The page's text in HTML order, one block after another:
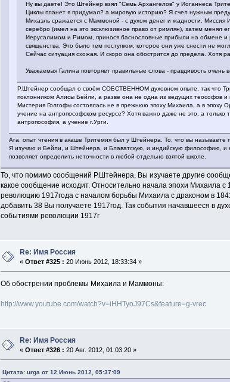
Ну вы даете! Это Штейнер взял "Семь Архангелов" у Иоганнеса
Циклы планет я придумал? а мировую историю? Я счел нужным
Михаэль сражается с Маммоной - с духом денег и жадности. Миссия
серебро (имел на это эксклюзивное право от римлян), затем менял
Иерусалимом и Римом, принося баснословные прибыли на обмене и
священства. Это было тем поступком, которое они уже снести не
Сейчас ситуация схожая. И скоро она обострится до предела. Хотя
Уважаемая Галина повторяет правильные слова - правдивость очень
Р.Штейнер сообщал о своём СОБСТВЕННОМ духовном опыте, так что
поклонником Алисы Бейли, а разве она не одна из ведущих теософов
Мистерия Голгофы состоялась не в прежнюю эпоху Михаила, а в эпоху
учение на антропософском ресурсе? Хотя важно даже не это, а только
антропософия, а учение г.Урги.
Ага, опыт чтения в акаше Тритемия был у Штейнера. То, что вы
Я изучаю и Бейли, и Штейнера, и Блаватскую, и индийскую философию, и
позволяет определить неточности в любой отдельно взятой школе.
То, что помимо сообщений Р.Штейнера, Вы изучаете другие
какое сообщение исходит. Относительно начала эпохи Михаила
революцию 1917года с началом борьбы Михаила с драконом в
добавить 38 Вы получаете 1917год. Так события начавшееся в
событиями революции 1917г
Re: Имя Россия
«Ответ #325 : 20 Июнь 2012, 18:33:34 »
Об обострении проблемы Михаила и Маммоны:
http://www.youtube.com/watch?v=iHHTyoJ97Cs&feature=g-vrec
Re: Имя Россия
«Ответ #326 : 20 Авг. 2012, 01:03:20 »
Цитата: urga от 12 Июнь 2012, 05:37:09